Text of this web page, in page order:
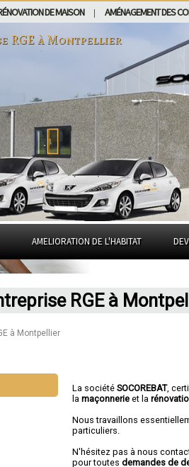
DE MAISON AMÉNAGEMENT DES
RGE àMontpellier
AMELIORATION DE L'HABITAT
RGE à
à Montpellier
La sociétéSOCOREBAT,
lamaçonnerie et la
Nous travaillons
particuliers.
N'hésitez pas à nous
pour toutesdemandes de